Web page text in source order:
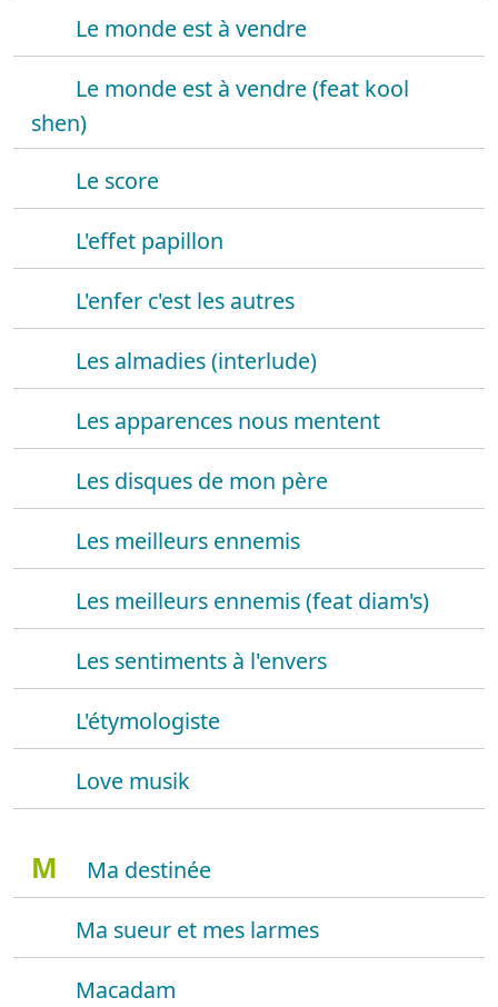
Le monde est à vendre
Le monde est à vendre (feat kool
shen)
Le score
L'effet papillon
L'enfer c'est les autres
Les almadies (interlude)
Les apparences nous mentent
Les disques de mon père
Les meilleurs ennemis
Les meilleurs ennemis (feat diam's)
Les sentiments à l'envers
L'étymologiste
Love musik
M
Ma destinée
Ma sueur et mes larmes
Macadam